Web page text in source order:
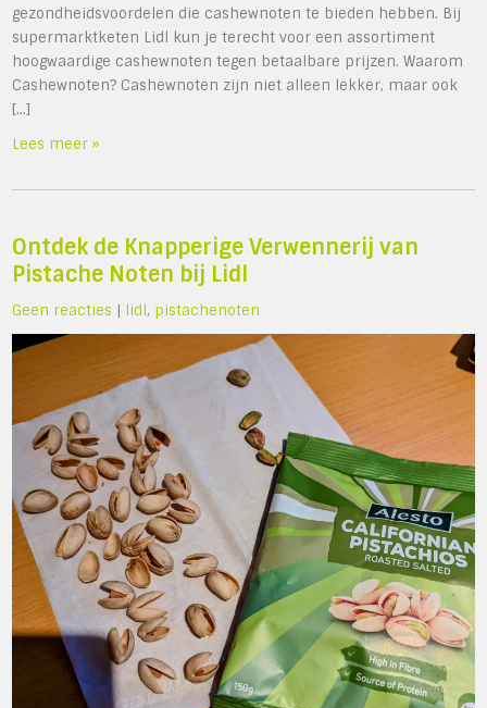
gezondheidsvoordelen die cashewnoten te bieden hebben. Bij
supermarktketen Lidl kun je terecht voor een assortiment
hoogwaardige cashewnoten tegen betaalbare prijzen. Waarom
Cashewnoten? Cashewnoten zijn niet alleen lekker, maar ook
[…]
Lees meer »
Ontdek de Knapperige Verwennerij van
Pistache Noten bij Lidl
Geen reacties | lidl, pistachenoten